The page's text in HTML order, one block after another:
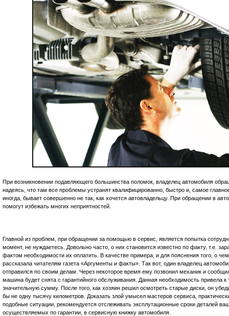
При возникновении подавляющего большинства поломок, владелец автомобиля
надеясь, что там все проблемы устранят квалифицированно, быстро и, самое
иногда, бывает совершенно не так, как хочется автовладельцу. При обращении в
помогут избежать многих неприятностей.
Главной из проблем, при обращении за помощью в сервис, является попытка
момент, не нуждаетесь. Довольно часто, о них становится известно по факту, т.е.
фактом необходимости их оплатить. В качестве примера, и для пояснения того, о
рассказала читателям газета «Аргументы и факты». Так вот, один владелец
отправился по своим делам. Через некоторое время ему позвонил механик и
машина будет снята с гарантийного обслуживания. Данная необходимость привела
значительную сумму. После того, как хозяин решил осмотреть старые диски, он
бы не одну тысячу километров. Доказать злой умысел мастеров сервиса,
подобные ситуации, рекомендуется отслеживать эксплутационные сроки деталей
осуществляемых по гарантии, в сервисную книжку автомобиля.